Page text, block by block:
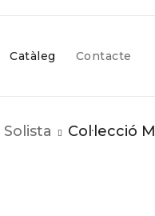
Catàleg Contacte
Solista Col·lecció